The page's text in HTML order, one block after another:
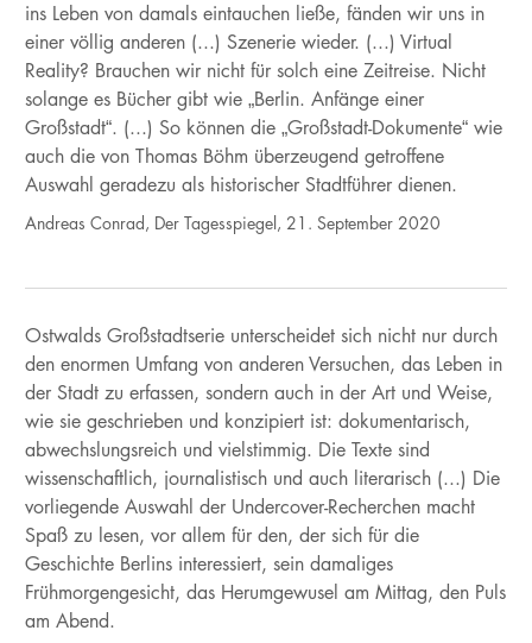
ins Leben von damals eintauchen ließe, fänden wir uns in
einer völlig anderen (...) Szenerie wieder. (...) Virtual
Reality? Brauchen wir nicht für solch eine Zeitreise. Nicht
solange es Bücher gibt wie „Berlin. Anfänge einer
Großstadt“. (...) So können die „Großstadt-Dokumente“ wie
auch die von Thomas Böhm überzeugend getroffene
Auswahl geradezu als historischer Stadtführer dienen.
Andreas Conrad, Der Tagesspiegel, 21. September 2020
Ostwalds Großstadtserie unterscheidet sich nicht nur durch
den enormen Umfang von anderen Versuchen, das Leben in
der Stadt zu erfassen, sondern auch in der Art und Weise,
wie sie geschrieben und konzipiert ist: dokumentarisch,
abwechslungsreich und vielstimmig. Die Texte sind
wissenschaftlich, journalistisch und auch literarisch (...) Die
vorliegende Auswahl der Undercover-Recherchen macht
Spaß zu lesen, vor allem für den, der sich für die
Geschichte Berlins interessiert, sein damaliges
Frühmorgengesicht, das Herumgewusel am Mittag, den Puls
am Abend.